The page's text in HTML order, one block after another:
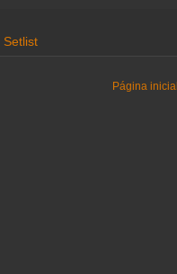
Setlist
Página